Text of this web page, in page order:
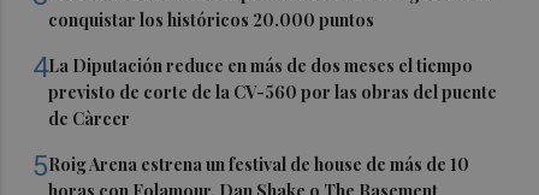
conquistar los históricos 20.000 puntos
4La Diputación reduce en más de dos meses el tiempo
previsto de corte de la CV-560 por las obras del puente
de Càrcer
5Roig Arena estrena un festival de house de más de 10